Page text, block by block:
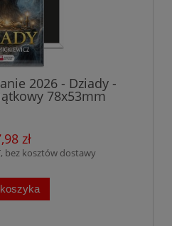
2026 - Dziady -
78x53mm
zł
bez kosztów dostawy